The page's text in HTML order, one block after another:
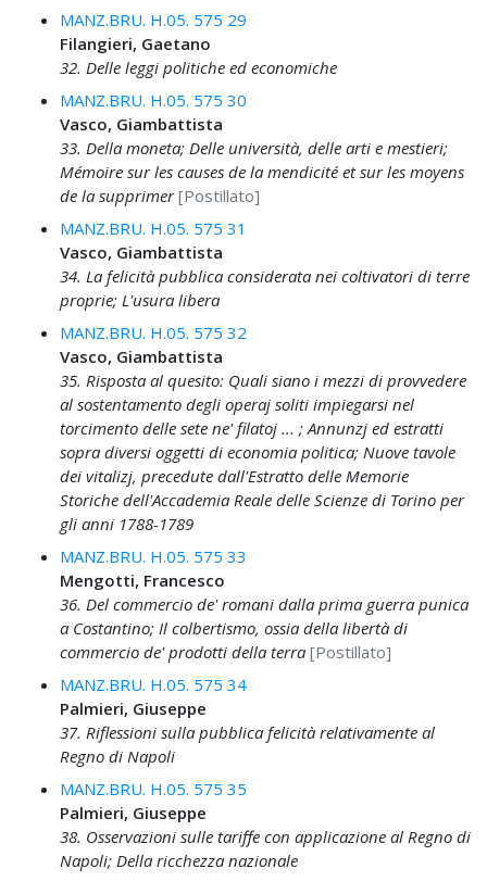
MANZ.BRU. H.05. 575 29
Filangieri, Gaetano
32. Delle leggi politiche ed economiche
MANZ.BRU. H.05. 575 30
Vasco, Giambattista
33. Della moneta; Delle università, delle arti e mestieri;
Mémoire sur les causes de la mendicité et sur les moyens
de la supprimer [Postillato]
MANZ.BRU. H.05. 575 31
Vasco, Giambattista
34. La felicità pubblica considerata nei coltivatori di terre
proprie; L'usura libera
MANZ.BRU. H.05. 575 32
Vasco, Giambattista
35. Risposta al quesito: Quali siano i mezzi di provvedere
al sostentamento degli operaj soliti impiegarsi nel
torcimento delle sete ne' filatoj ... ; Annunzj ed estratti
sopra diversi oggetti di economia politica; Nuove tavole
dei vitalizj, precedute dall'Estratto delle Memorie
Storiche dell'Accademia Reale delle Scienze di Torino per
gli anni 1788-1789
MANZ.BRU. H.05. 575 33
Mengotti, Francesco
36. Del commercio de' romani dalla prima guerra punica
a Costantino; Il colbertismo, ossia della libertà di
commercio de' prodotti della terra [Postillato]
MANZ.BRU. H.05. 575 34
Palmieri, Giuseppe
37. Riflessioni sulla pubblica felicità relativamente al
Regno di Napoli
MANZ.BRU. H.05. 575 35
Palmieri, Giuseppe
38. Osservazioni sulle tariffe con applicazione al Regno di
Napoli; Della ricchezza nazionale